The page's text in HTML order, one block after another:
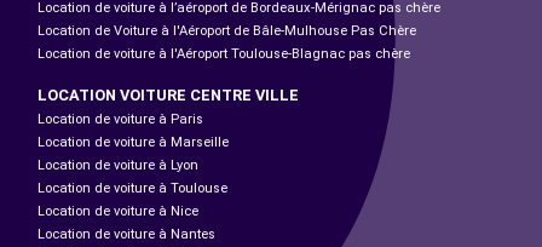
Location de voiture à l’aéroport de Bordeaux-Mérignac pas chère
Location de Voiture à l'Aéroport de Bâle-Mulhouse Pas Chère
Location de voiture à l'Aéroport Toulouse-Blagnac pas chère
LOCATION VOITURE CENTRE VILLE
Location de voiture à Paris
Location de voiture à Marseille
Location de voiture à Lyon
Location de voiture à Toulouse
Location de voiture à Nice
Location de voiture à Nantes